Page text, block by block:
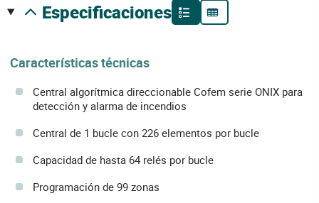
especificaciones
Características técnicas
Central algorítmica direccionable Cofem serie ONIX para
detección y alarma de incendios
Central de 1 bucle con 226 elementos por bucle
Capacidad de hasta 64 relés por bucle
Programación de 99 zonas